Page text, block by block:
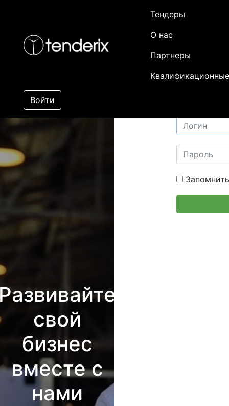
Тендеры
О нас
Партнеры
Войти
свой
бизнес
вместе с
нами